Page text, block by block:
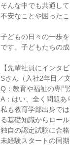
そんな中でも共通し
不安なことや困った
子どもの日々の一歩
です。子どもたちの
【先輩社員にインタビ
Sさん（入社2年目／
Q：教育や福祉の専門
A：はい、全く問題あ
私も教育学部出身で
る基礎知識からロー
独自の認定試験に合
未経験スタートの同